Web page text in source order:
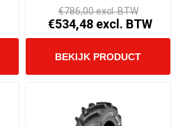
€786,00 excl. BTW
€534,48 excl. BTW